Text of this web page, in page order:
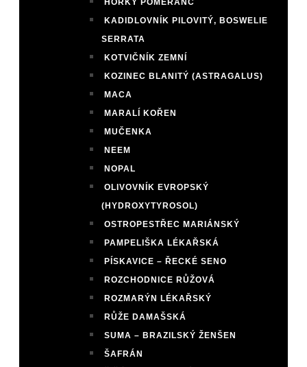
HOŘKÝ POMERANČ
KADIDLOVNÍK PILOVITÝ, BOSWELIE
SERRATA
KOTVIČNÍK ZEMNÍ
KOZINEC BLANITÝ (ASTRAGALUS)
MACA
MARALÍ KOŘEN
MUČENKA
NEEM
NOPAL
OLIVOVNÍK EVROPSKÝ
(HYDROXYTYROSOL)
OSTROPESTŘEC MARIÁNSKÝ
PAMPELIŠKA LÉKAŘSKÁ
PÍSKAVICE – ŘECKÉ SENO
ROZCHODNICE RŮŽOVÁ
ROZMARÝN LÉKAŘSKÝ
RŮŽE DAMAŠSKÁ
SUMA – BRAZILSKÝ ŽENŠEN
ŠAFRÁN